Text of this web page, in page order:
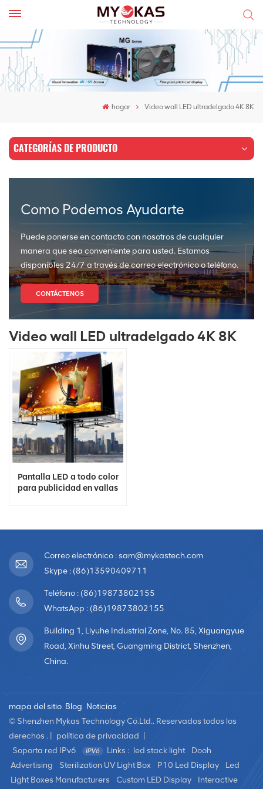
hogar Video wall LED ultradelgado 4K 8K
CATEGORÍAS DE PRODUCTO
Como Podemos Ayudarte
Puede ponerse en contacto con nosotros de cualquier
manera que sea conveniente para usted. Estamos
disponibles 24/7 a través de correo electrónico o teléfono.
CONTÁCTENOS
Video wall LED ultradelgado 4K 8K
Pantalla LED a todo color
para publicidad en vallas
Correo electrónico : sam@mykastech.com
Skype : (86)13590409711
Teléfono : (86)19873802155
WhatsApp : (86)19873802155
Building 1, Liyuhe Industrial Zone, No. 85, Xiguangyue
Road, Xinhu Street, Guangming District, Shenzhen,
China.
mapa del sitio Blog Noticias
© Shenzhen Mykas Technology Co.Ltd.. Reservados todos los
derechos . |
política de privacidad
Soporta red IPv6
Links : led stack light
Dooh
Advertising
Sterilization UV Light Box P10 Led Display
Led
Light Boxes Manufacturers
Custom LED Display Interactive